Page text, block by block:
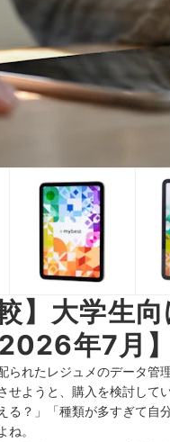
較】大学生
年7月】
られたレジュメのデータ管
せようと、購入を検討し
る？」「種類が多すぎて自
ね。